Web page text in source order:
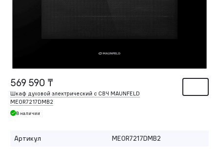
569 590 ₸
Шкаф духовой электрический с СВЧ MAUNFELD
MEOR7217DMB2
В наличии
Артикул
MEOR7217DMB2